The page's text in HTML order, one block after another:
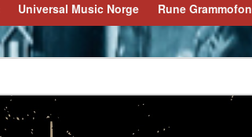
Universal Music Norge Rune Grammofon